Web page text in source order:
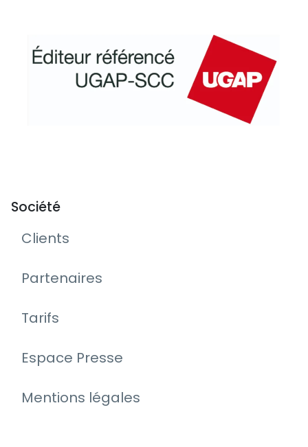
Société
Clients
Partenaires
Tarifs
Espace Presse
Mentions légales